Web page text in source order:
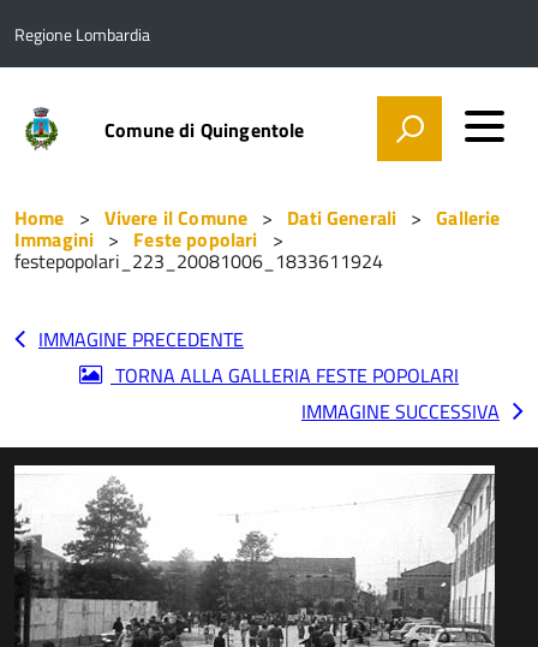
Regione Lombardia
Comune di Quingentole
Home Vivere il Comune Dati Generali Gallerie
Immagini Feste popolari
festepopolari_223_20081006_1833611924
IMMAGINE PRECEDENTE
TORNA ALLA GALLERIA FESTE POPOLARI
IMMAGINE SUCCESSIVA